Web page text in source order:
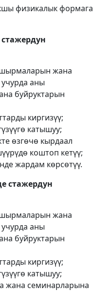
физикалык формага
жана
аны
буйруктарын
киргизүү;
катышуу;
өзгөчө кырдаал
коштоп кетүү;
жардам көрсөтүү.
стажердун
жана
аны
буйруктарын
киргизүү;
катышуу;
жана семинарларына